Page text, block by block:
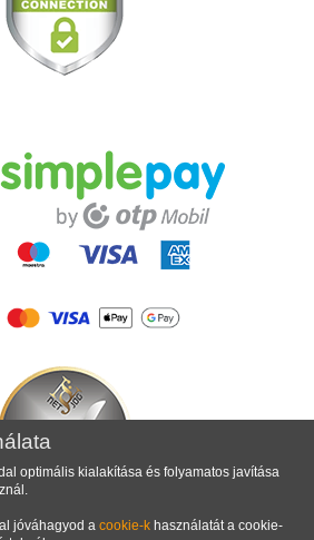
optimális kialakítása és folyamatos javítása
jóváhagyod a cookie-k használatát a cookie-